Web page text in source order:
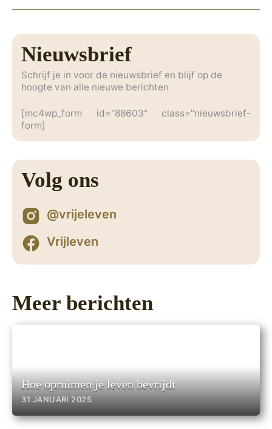
Nieuwsbrief
Schrijf je in voor de nieuwsbrief en blijf op de
hoogte van alle nieuwe berichten
[mc4wp_form id="88603" class="nieuwsbrief-
form]
Volg ons
@vrijeleven
Vrijleven
Meer berichten
Hoe opruimen je leven bevrijdt
31 JANUARI 2025